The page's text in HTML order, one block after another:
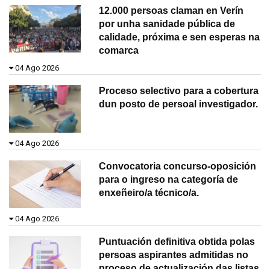
12.000 persoas claman en Verín
por unha sanidade pública de
calidade, próxima e sen esperas na
comarca
04 Ago 2026
Proceso selectivo para a cobertura
dun posto de persoal investigador.
04 Ago 2026
Convocatoria concurso-oposición
para o ingreso na categoría de
enxeñeiro/a técnico/a.
04 Ago 2026
Puntuación definitiva obtida polas
persoas aspirantes admitidas no